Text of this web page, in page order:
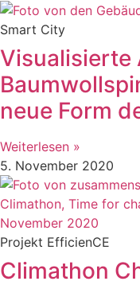
Smart City
Visualisierte
neue Form
Weiterlesen »
5. November 2020
Projekt EfficienCE
Climathon